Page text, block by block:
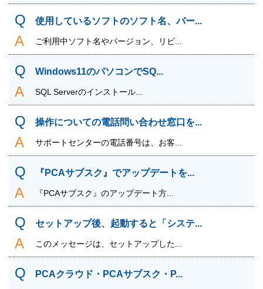
使用しているソフトのソフト名、バー...
ご利用中ソフト名やバージョン、リビ...
Windows11のパソコンでSQ...
SQL Serverのインストール...
操作についての電話問い合わせ窓口を...
サポートセンターの電話番号は、お客...
『PCAサブスク』でアップデートを...
『PCAサブスク』のアップデート方...
セットアップ後、起動すると「システ...
このメッセージは、セットアップした...
PCAクラウド・PCAサブスク・P...